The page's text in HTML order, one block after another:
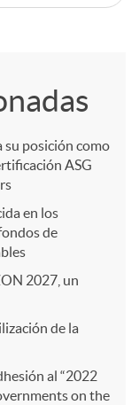
su posición como
ASG
en los
de
2027, un
de la
al “2022
on the